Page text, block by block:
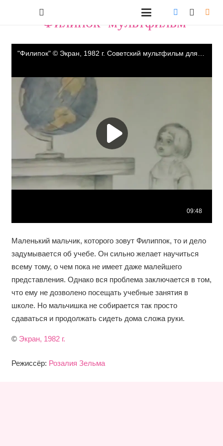
"Филипок" мультфильм
Маленький мальчик, которого зовут Филиппок, то и дело
задумывается об учебе. Он сильно желает научиться
всему тому, о чем пока не имеет даже малейшего
представления. Однако вся проблема заключается в том,
что ему не дозволено посещать учебные занятия в
школе. Но мальчишка не собирается так просто
сдаваться и продолжать сидеть дома сложа руки.
© Экран, 1982 г.
Режиссёр: Розалия Зельма